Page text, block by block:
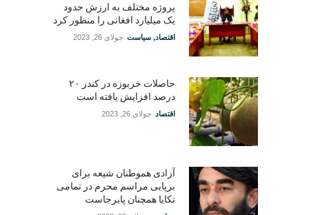
پروژه مختلف به ارزش حدود
یک میلیارد افغانی را منظور کرد
اقتصاد, سیاست جولای 26, 2023
حاصلات خربوزه در کندز ۲۰
درصد افزایش یافته است
اقتصاد جولای 26, 2023
آزادی هموطنان شیعه برای
برپایی مراسم محرم در تمامی
تکایا همچنان پابرجاست